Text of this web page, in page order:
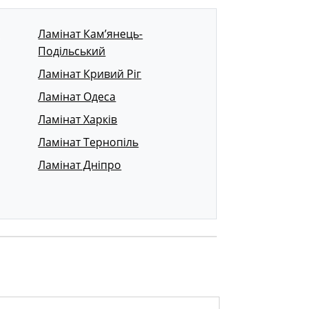
Ламінат Кам’янець-
Подільський
Ламінат Кривий Ріг
Ламінат Одеса
Ламінат Харків
Ламінат Тернопіль
Ламінат Дніпро